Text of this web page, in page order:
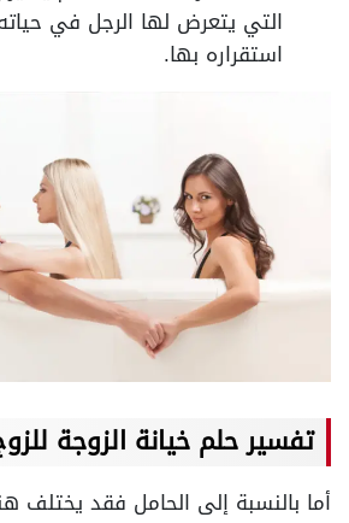
التي يتعرض لها الرجل في
استقراره بها.
تفسير حلم خيانة الزوجة
أما بالنسبة إلى الحامل فقد يختلف